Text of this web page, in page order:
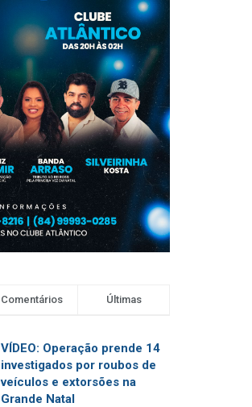
Comentários Últimas
VÍDEO: Operação prende 14
investigados por roubos de
veículos e extorsões na
Grande Natal